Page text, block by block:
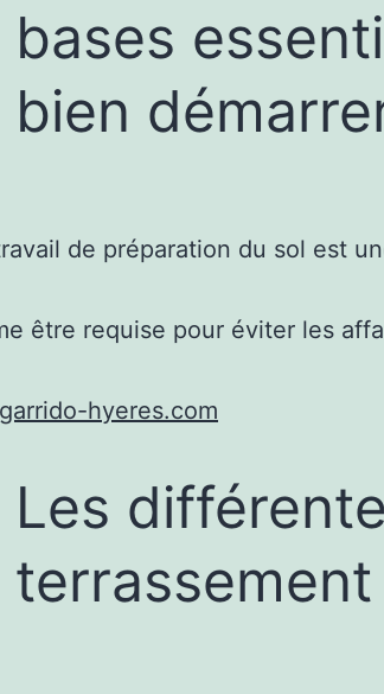
bases
bien
de préparation du sol est
être requise pour éviter les
hyeres.com
Les